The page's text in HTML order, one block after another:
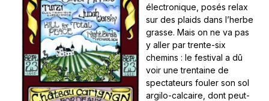
électronique, posés relax
sur des plaids dans l’herbe
grasse. Mais on ne va pas
y aller par trente-six
chemins : le festival a dû
voir une trentaine de
spectateurs fouler son sol
argilo-calcaire, dont peut-